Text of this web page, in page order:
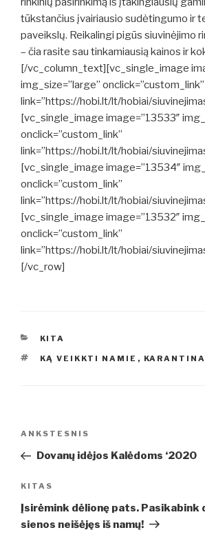
tūkstančius įvairiausio sudėtingumo ir
paveikslų. Reikalingi pigūs siuvinėjimo
– čia rasite sau tinkamiausią kainos ir
[/vc_column_text][vc_single_image
img_size=”large” onclick=”custom_link”
link=”https://hobi.lt/lt/hobiai/
[vc_single_image image=”13533″
onclick=”custom_link”
link=”https://hobi.lt/lt/hobiai/
[vc_single_image image=”13534″
onclick=”custom_link”
link=”https://hobi.lt/lt/hobiai/
[vc_single_image image=”13532″
onclick=”custom_link”
link=”https://hobi.lt/lt/hobiai/
[/vc_row]
KATEGORIJOS
KITA
ŽYMOS
KĄ VEIKKTI NAMIE ,
įrašų
Ankstesnis
įrašas
ANKSTESNIS
Dovanų idėjos Kalėdoms ‘2020
Kitas
įrašas
KITAS
Įsirėmink dėlionę pats. Pasikabink
sienos neišėjęs iš namų!